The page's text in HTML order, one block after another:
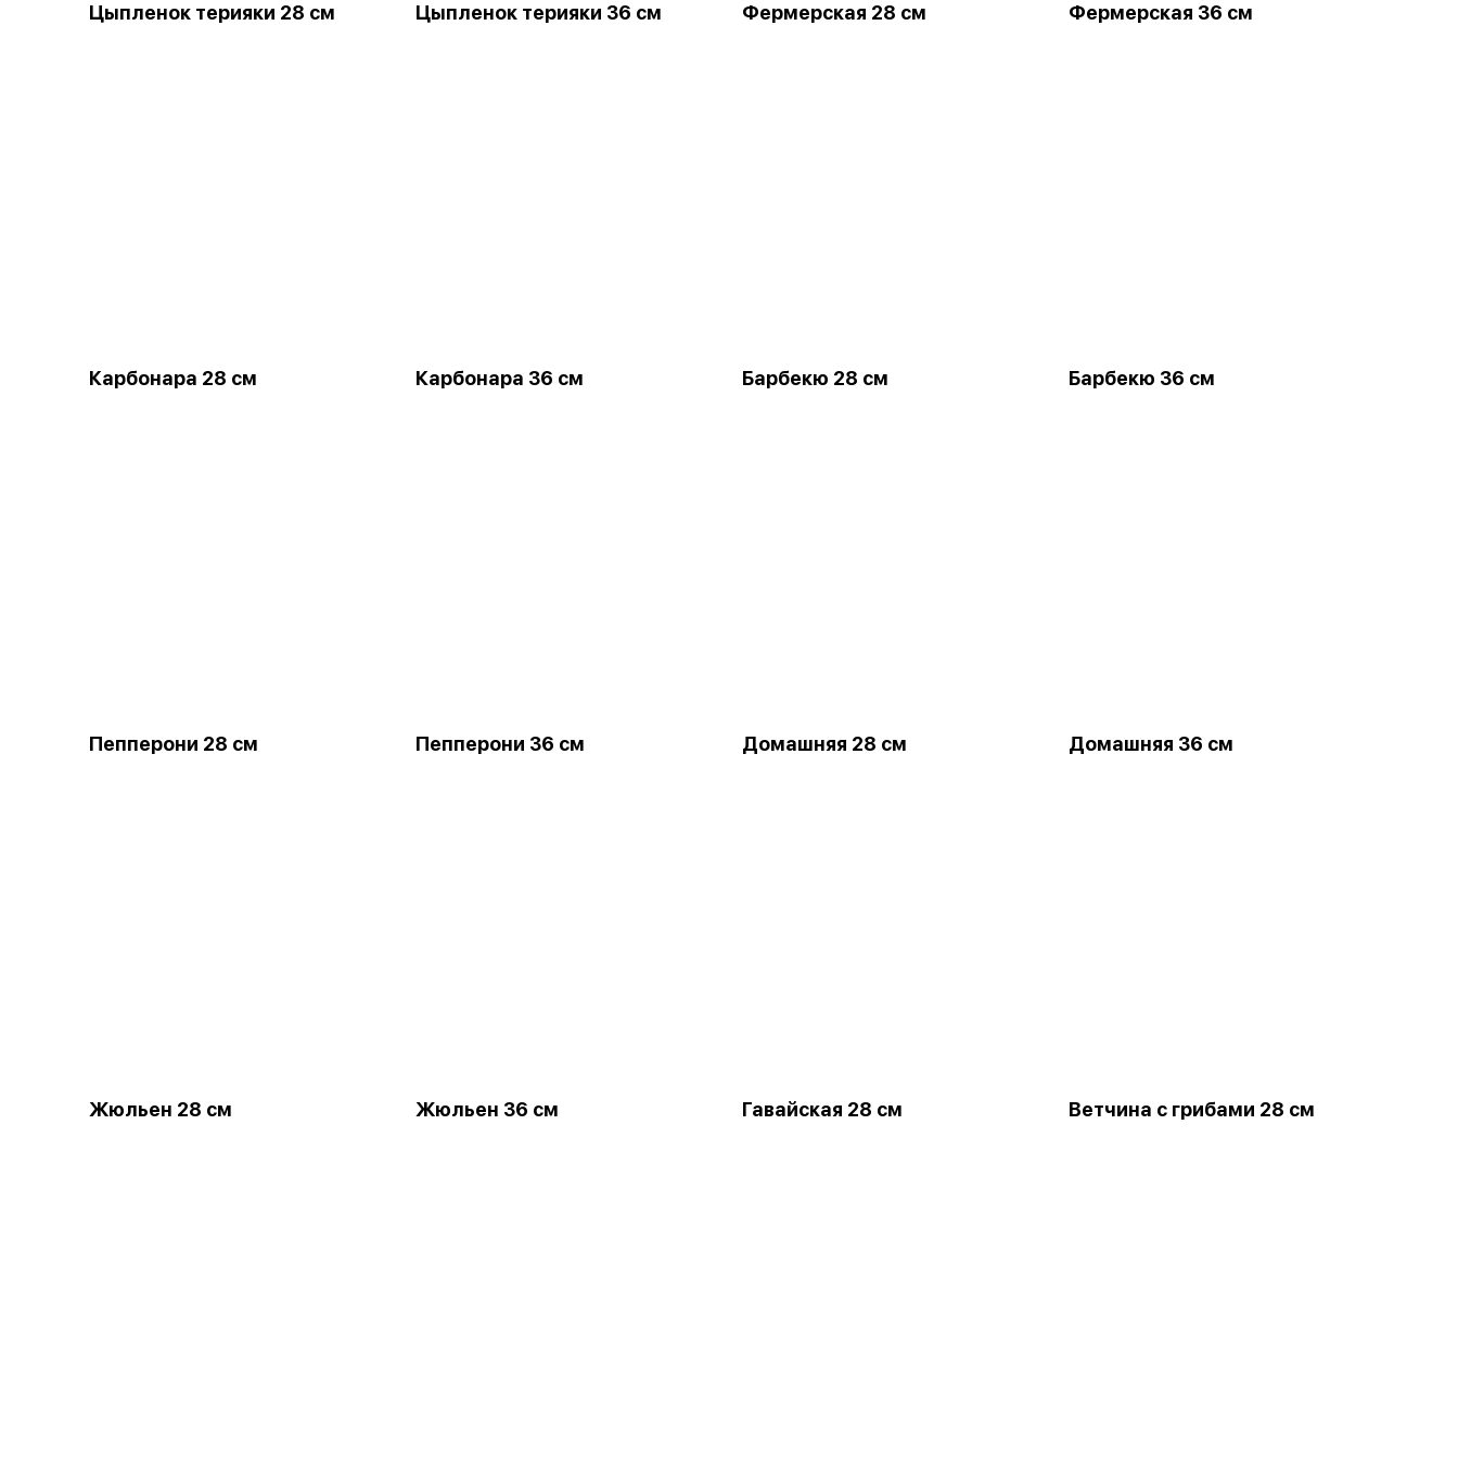
Цыпленок терияки 28 см Цыпленок терияки 36 см Фермерская 28 см Фермерская 36 см
Карбонара 28 см Карбонара 36 см Барбекю 28 см Барбекю 36 см
Пепперони 28 см Пепперони 36 см Домашняя 28 см Домашняя 36 см
Жюльен 28 см Жюльен 36 см Гавайская 28 см Ветчина с грибами 28 см